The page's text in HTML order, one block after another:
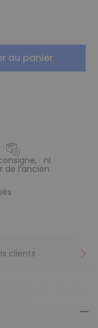
au panier
ni
de l’ancien
clients